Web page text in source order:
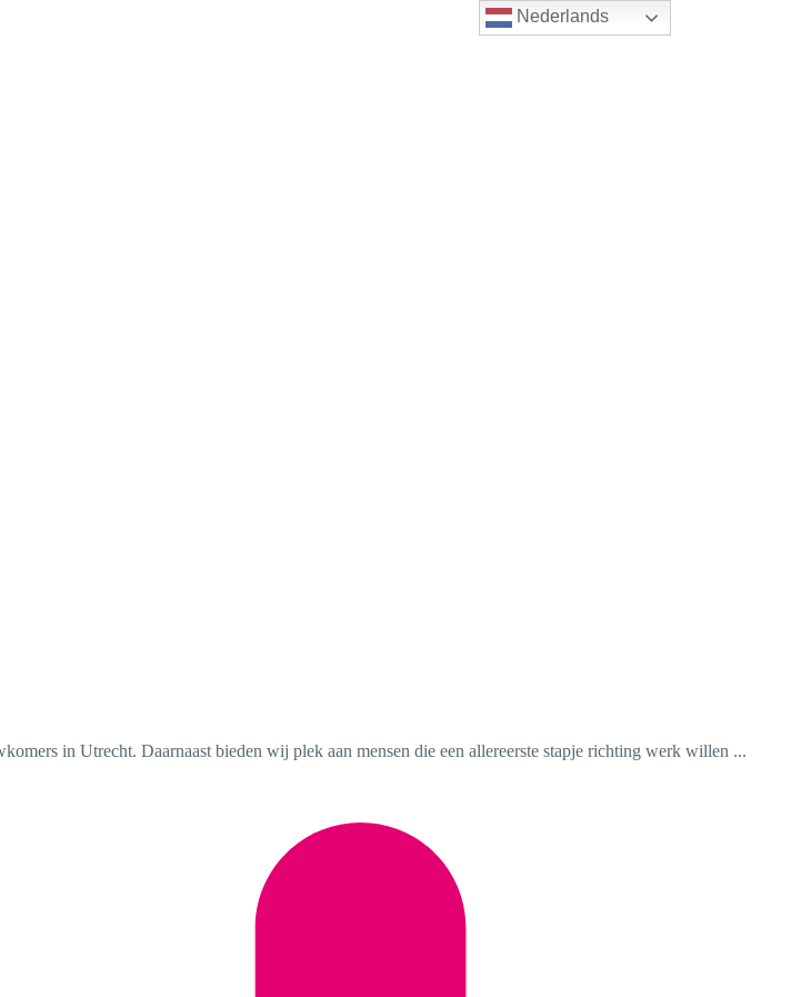
Nederlands
in Utrecht. Daarnaast bieden wij plek aan mensen die een allereerste stapje richting werk willen ...